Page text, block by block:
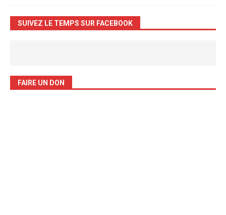
SUIVEZ LE TEMPS SUR FACEBOOK
FAIRE UN DON